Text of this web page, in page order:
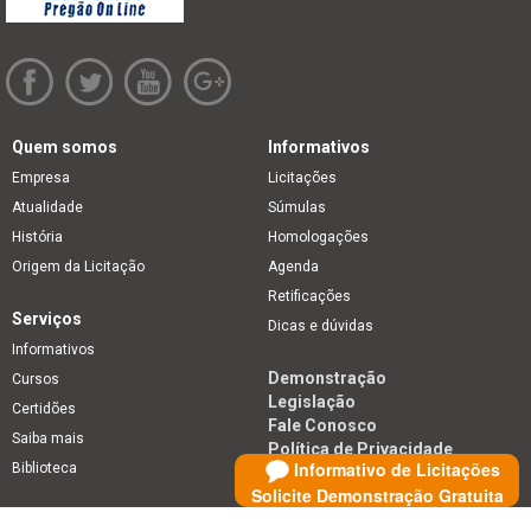
Informativo de Licitações
Solicite Demonstração Gratuita
Quem somos
Empresa
Atualidade
História
Origem da Licitação
Informativos
Licitações
Súmulas
Homologações
Agenda
Retificações
Dicas e dúvidas
Serviços
Informativos
Cursos
Certidões
Saiba mais
Biblioteca
Demonstração
Legislação
Fale Conosco
Política de Privacidade